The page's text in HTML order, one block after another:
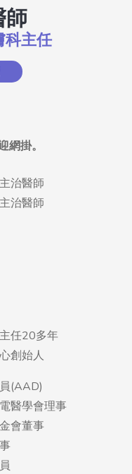
師
科主任
治醫師
治醫師
任20多年
創始人
(AAD)
醫學會理事
會董事